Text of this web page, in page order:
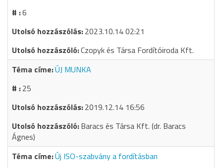
6
2023.10.14 02:21
Czopyk és Társa Fordítóiroda Kft.
ÚJ MUNKA
25
2019.12.14 16:56
Baracs és Társa Kft. (dr. Baracs
Ágnes)
Új ISO-szabvány a fordításban